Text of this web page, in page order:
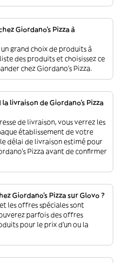
Giordano's Pizza à
grand choix de produits à
des produits et choisissez ce
chez Giordano's Pizza.
livraison de Giordano's Pizza
de livraison, vous verrez les
établissement de votre
délai de livraison estimé pour
Pizza avant de confirmer
Giordano's Pizza sur Glovo ?
les offres spéciales sont
parfois des offres
pour le prix d'un ou la